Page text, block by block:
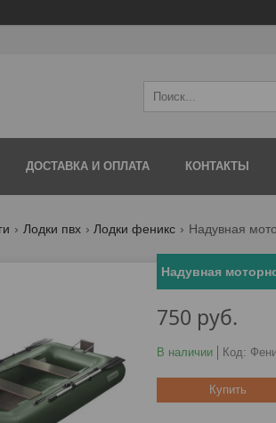
ДОСТАВКА И ОПЛАТА КОНТАКТЫ
Лодки пвх Лодки феникс Надувная
Надувная
750 руб.
В наличии Код:
Купить